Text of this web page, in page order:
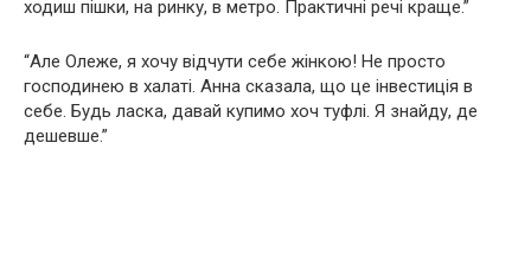
ходиш пішки, на ринку, в метро. Практичні речі краще.”
“Але Олеже, я хочу відчути себе жінкою! Не просто
господинею в халаті. Анна сказала, що це інвестиція в
себе. Будь ласка, давай купимо хоч туфлі. Я знайду, де
дешевше.”